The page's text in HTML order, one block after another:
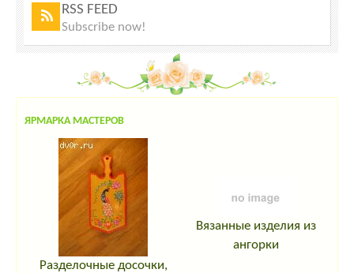
RSS FEED
Subscribe now!
ЯРМАРКА МАСТЕРОВ
Разделочные досочки,
Вязанные изделия из
ангорки